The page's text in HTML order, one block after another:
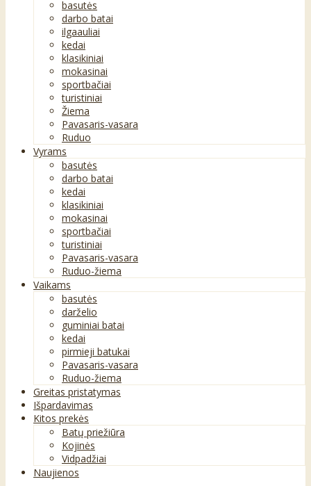
basutės
darbo batai
ilgaauliai
kedai
klasikiniai
mokasinai
sportbačiai
turistiniai
Žiema
Pavasaris-vasara
Ruduo
Vyrams
basutės
darbo batai
kedai
klasikiniai
mokasinai
sportbačiai
turistiniai
Pavasaris-vasara
Ruduo-žiema
Vaikams
basutės
darželio
guminiai batai
kedai
pirmieji batukai
Pavasaris-vasara
Ruduo-žiema
Greitas pristatymas
Išpardavimas
Kitos prekės
Batų priežiūra
Kojinės
Vidpadžiai
Naujienos